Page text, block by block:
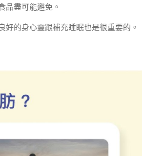
品盡可能避免。
的身心靈跟補充睡眠也是很重要的。